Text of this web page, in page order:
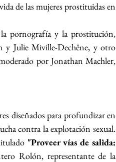
de las mujeres prostituidas en
pornografía y la prostitución,
y Julie Miville-Dechêne, y otro
por Jonathan Machler,
diseñados para profundizar en
contra la explotación sexual.
"Proveer vías de salida:
Rolón, representante de la